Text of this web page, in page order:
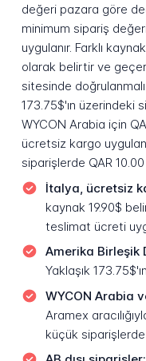
değeri pazara göre
minimum sipariş
uygulanır. Farklı
olarak belirtir ve
sitesinde
173.75$'ın üzerindeki
WYCON Arabia için
ücretsiz kargo
siparişlerde QAR
İtalya, ücretsiz
kaynak 19.90$
teslimat ücreti
Amerika Birleşik
Yaklaşık
WYCON Arabia
Aramex
küçük